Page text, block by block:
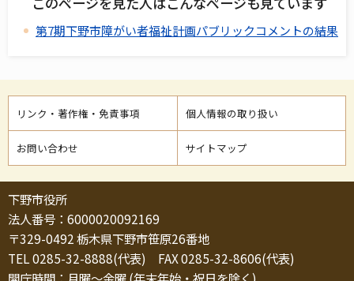
第7期下野市障がい者福祉計画パブリックコメントの結果
リンク・著作権・免責事項 個人情報の取り扱い
お問い合わせ サイトマップ
下野市役所
法人番号：6000020092169
〒329-0492 栃木県下野市笹原26番地
TEL 0285-32-8888(代表) FAX 0285-32-8606(代表)
開庁時間：月曜～金曜 (年末年始・祝日を除く)